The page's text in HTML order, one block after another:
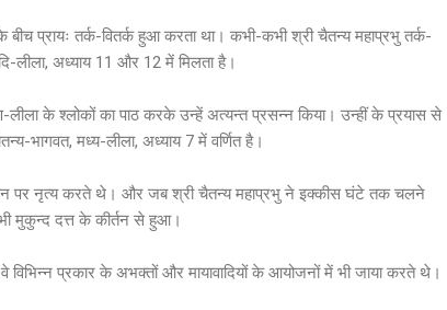
प्रायः तर्क-वितर्क हुआ करता था। कभी-कभी श्री चैतन्य महाप्रभु तर्क-
लीला, अध्याय 11 और 12 में मिलता है।
के श्लोकों का पाठ करके उन्हें अत्यन्त प्रसन्न किया। उन्हीं के प्रयास से
भागवत, मध्य-लीला, अध्याय 7 में वर्णित है।
पर नृत्य करते थे। और जब श्री चैतन्य महाप्रभु ने इक्कीस घंटे तक चलने
मुकुन्द दत्त के कीर्तन से हुआ।
प्रकार के अभक्तों और मायावादियों के आयोजनों में भी जाया करते थे।